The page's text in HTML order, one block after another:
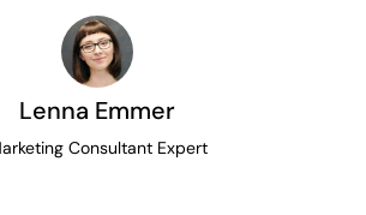
Lenna Emmer
Consultant Expert